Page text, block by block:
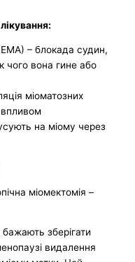
– блокада судин,
чого вона гине або
міоматозних
впливом
на міому через
міомектомія –
зберігати
видалення